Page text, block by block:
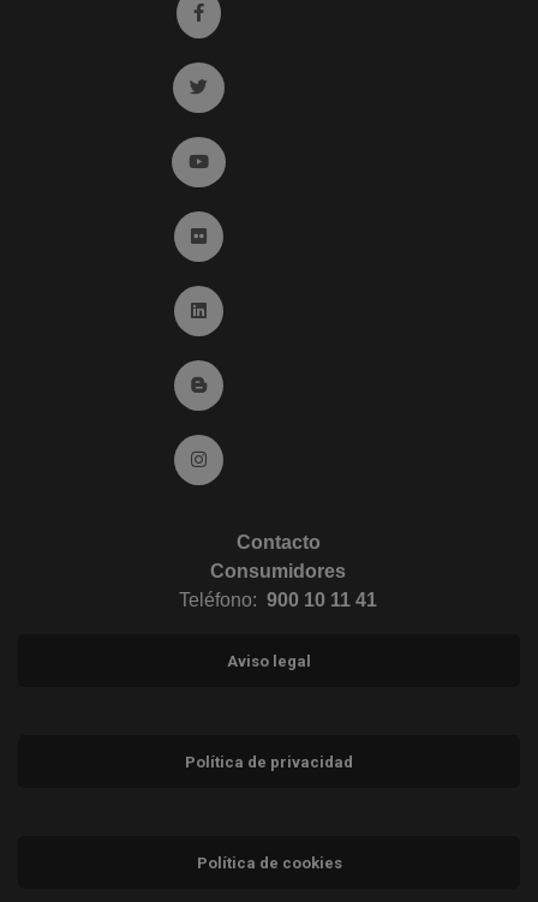
Ir a facebook (abre en ventana nueva)
Ir a twitter (abre en ventana nueva)
Ir a YouTube (abre en ventana nueva)
Ir a Flickr (abre en ventana nueva)
Ir a Linkedin (abre en ventana nueva)
Ir al Blog (abre en ventana nueva)
Ir a Instagram (abre en ventana nueva)
Contacto
Consumidores
Teléfono: 900 10 11 41
Aviso legal
Política de privacidad
Política de cookies